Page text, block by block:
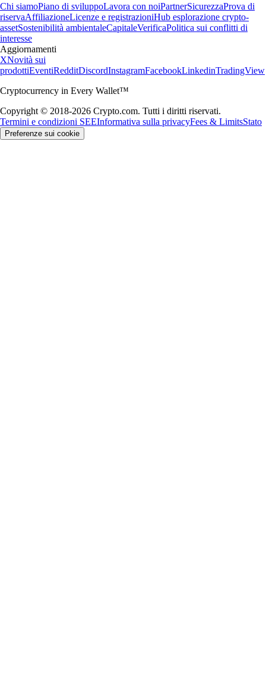
Chi siamoPiano di sviluppoLavora con noiPartnerSicurezzaProva di
riservaAffiliazioneLicenze e registrazioniHub esplorazione crypto-
assetSostenibilità ambientaleCapitaleVerificaPolitica sui conflitti di
interesse
Aggiornamenti
XNovità sui
prodottiEventiRedditDiscordInstagramFacebookLinkedinTradingView
Cryptocurrency in Every Wallet™
Copyright © 2018-2026 Crypto.com. Tutti i diritti riservati.
Termini e condizioni SEEInformativa sulla privacyFees & LimitsStato
Preferenze sui cookie